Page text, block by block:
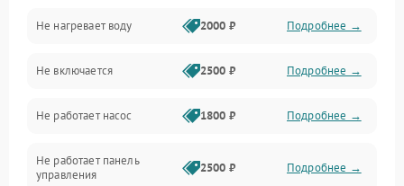
Датчики
Нагрев
Вода
Гигиена
Не нагревает воду 2000 ₽ Подробнее →
Не включается 2500 ₽ Подробнее →
Не работает насос 1800 ₽ Подробнее →
Не работает панель
управления
2500 ₽ Подробнее →